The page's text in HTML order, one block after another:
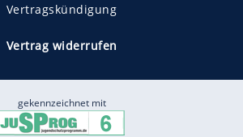
Vertragskündigung
Vertrag widerrufen
gekennzeichnet mit